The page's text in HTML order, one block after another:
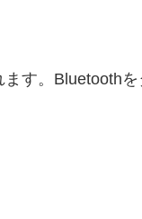
す。Bluetoothを